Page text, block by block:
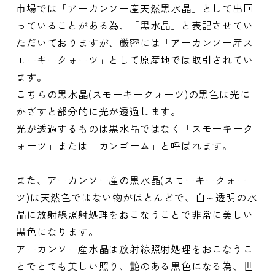
市場では「アーカンソー産天然黒水晶」として出回
っていることがある為、「黒水晶」と表記させてい
ただいておりますが、厳密には「アーカンソー産ス
モーキークォーツ」として原産地では取引されてい
ます。
こちらの黒水晶(スモーキークォーツ)の黒色は光に
かざすと部分的に光が透過します。
光が透過するものは黒水晶ではなく「スモーキーク
ォーツ」または「カンゴーム」と呼ばれます。
また、アーカンソー産の黒水晶(スモーキークォー
ツ)は天然色ではない物がほとんどで、白～透明の水
晶に放射線照射処理をおこなうことで非常に美しい
黒色になります。
アーカンソー産水晶は放射線照射処理をおこなうこ
とでとても美しい照り、艶のある黒色になる為、世